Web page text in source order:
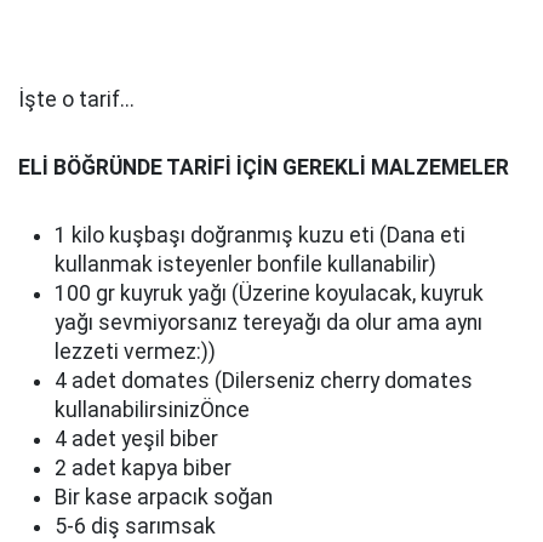
İşte o tarif...
ELİ BÖĞRÜNDE TARİFİ İÇİN GEREKLİ MALZEMELER
1 kilo kuşbaşı doğranmış kuzu eti (Dana eti
kullanmak isteyenler bonfile kullanabilir)
100 gr kuyruk yağı (Üzerine koyulacak, kuyruk
yağı sevmiyorsanız tereyağı da olur ama aynı
lezzeti vermez:))
4 adet domates (Dilerseniz cherry domates
kullanabilirsinizÖnce
4 adet yeşil biber
2 adet kapya biber
Bir kase arpacık soğan
5-6 diş sarımsak